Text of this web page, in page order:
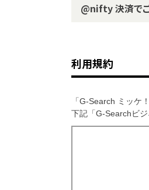
@nifty 決済で
利用規約
「G-Search ミッケ
下記「G-Searchビ